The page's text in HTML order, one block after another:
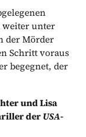
weiter unter
der Mörder
Schritt voraus
begegnet, der
und Lisa
derUSA-